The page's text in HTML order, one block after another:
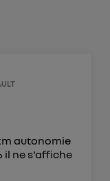
autonomie
il ne s'affiche